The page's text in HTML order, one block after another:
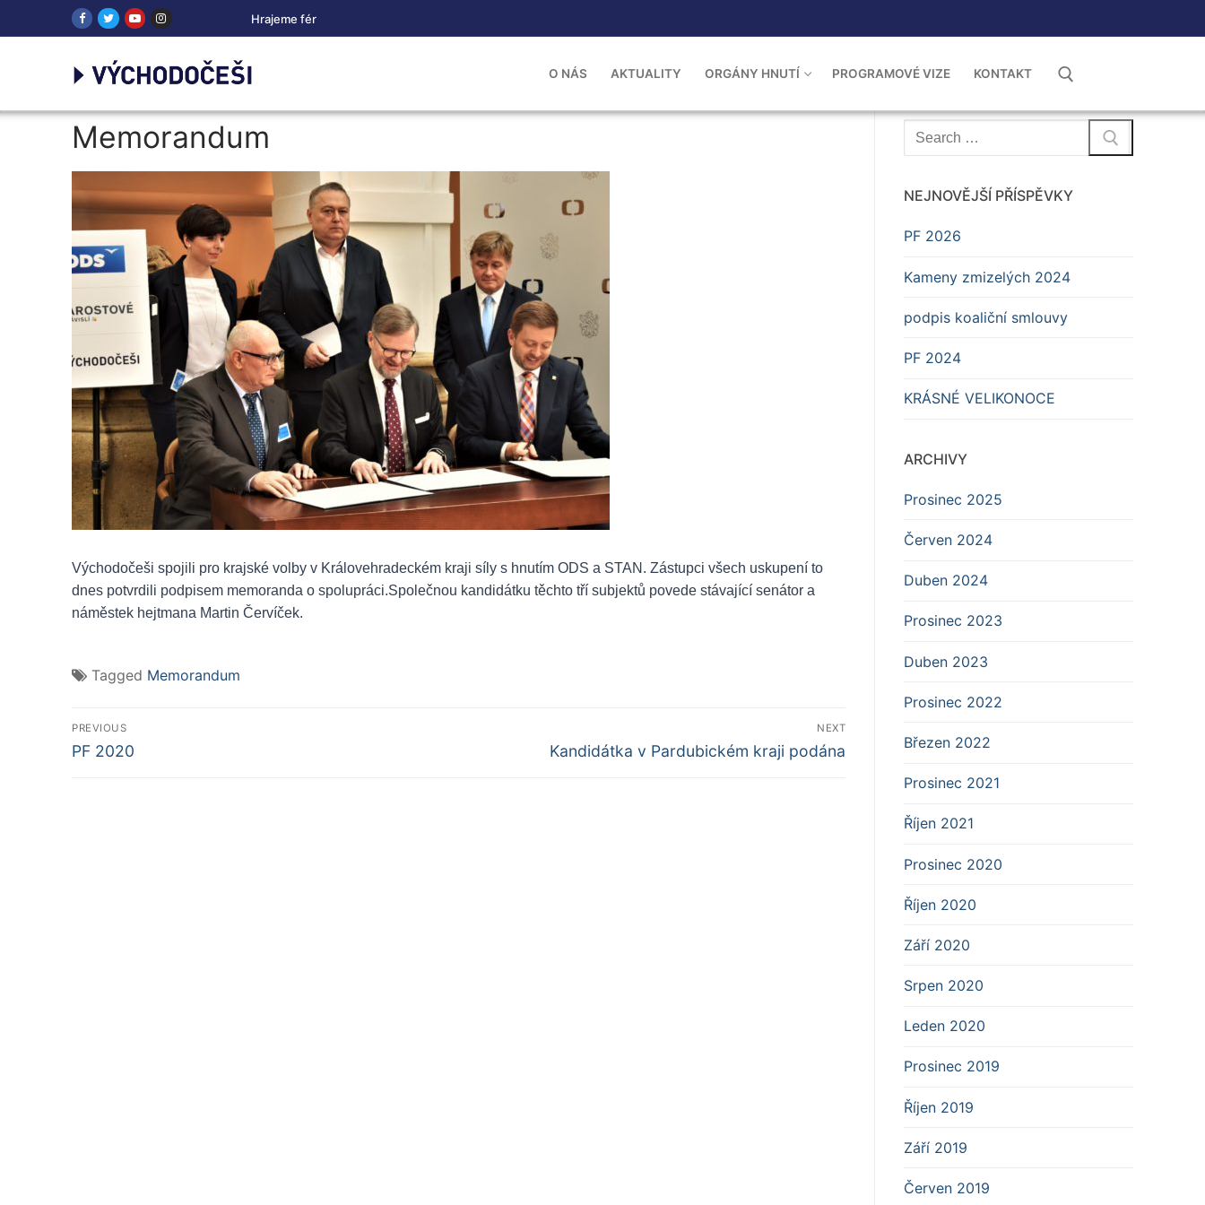
na
Hrajeme fér
O NÁS AKTUALITY ORGÁNY HNUTÍ PROGRAMOVÉ VIZE KONTAKT
Memorandum
Východočeši spojili pro krajské volby v Královehradeckém kraji síly s hnutím ODS a STAN. Zástupci všech uskupení to
dnes potvrdili podpisem memoranda o spolupráci.Společnou kandidátku těchto tří subjektů povede stávající senátor a
náměstek hejtmana Martin Červíček.
Tagged Memorandum
Navigace
pro
PREVIOUS
Předchozí
PF 2020
NEXT
Další
Kandidátka v Pardubickém kraji podána
Hledat:
NEJNOVĚJŠÍ PŘÍSPĚVKY
PF 2026
Kameny zmizelých 2024
podpis koaliční smlouvy
PF 2024
KRÁSNÉ VELIKONOCE
ARCHIVY
Prosinec 2025
Červen 2024
Duben 2024
Prosinec 2023
Duben 2023
Prosinec 2022
Březen 2022
Prosinec 2021
Říjen 2021
Prosinec 2020
Říjen 2020
Září 2020
Srpen 2020
Leden 2020
Prosinec 2019
Říjen 2019
Září 2019
Červen 2019